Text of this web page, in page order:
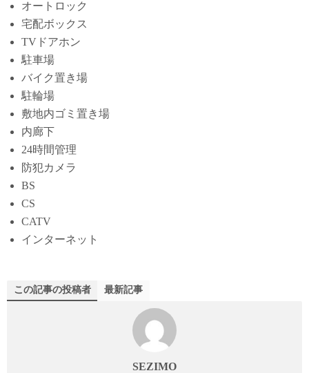
オートロック
宅配ボックス
TVドアホン
駐車場
バイク置き場
駐輪場
敷地内ゴミ置き場
内廊下
24時間管理
防犯カメラ
BS
CS
CATV
インターネット
この記事の投稿者 最新記事
SEZIMO